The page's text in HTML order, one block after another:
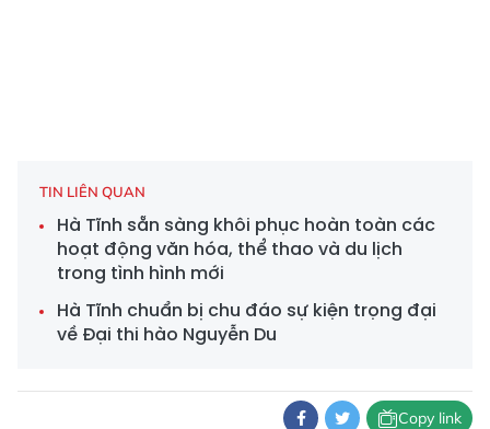
TIN LIÊN QUAN
Hà Tĩnh sẵn sàng khôi phục hoàn toàn các
hoạt động văn hóa, thể thao và du lịch
trong tình hình mới
Hà Tĩnh chuẩn bị chu đáo sự kiện trọng đại
về Đại thi hào Nguyễn Du
Copy link